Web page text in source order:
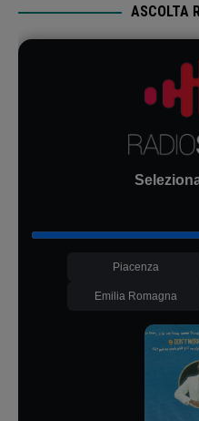
ASCOLTA
Piacenza
Emilia Romagna